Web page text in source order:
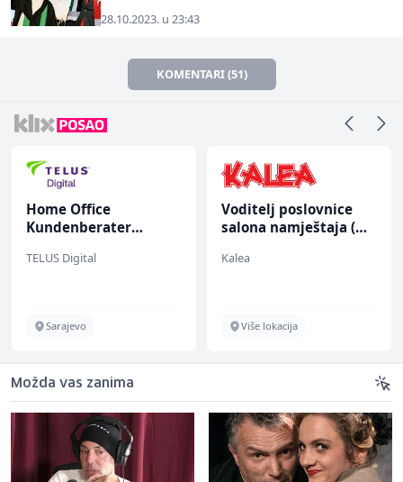
28.10.2023. u 23:43
KOMENTARI (51)
Home Office
Kundenberater
renommiertes
TELUS Digital
Sarajevo
Voditelj poslovnice
salona namještaja (m/
Kalea
Više lokacija
Možda vas zanima